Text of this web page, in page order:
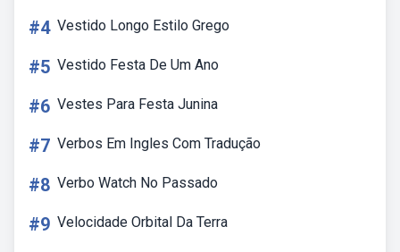
#4 Vestido Longo Estilo Grego
#5 Vestido Festa De Um Ano
#6 Vestes Para Festa Junina
#7 Verbos Em Ingles Com Tradução
#8 Verbo Watch No Passado
#9 Velocidade Orbital Da Terra